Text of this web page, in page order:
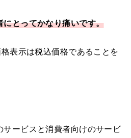
にとってかなり痛いです。
表示は税込価格であることを
サービスと消費者向けのサービ